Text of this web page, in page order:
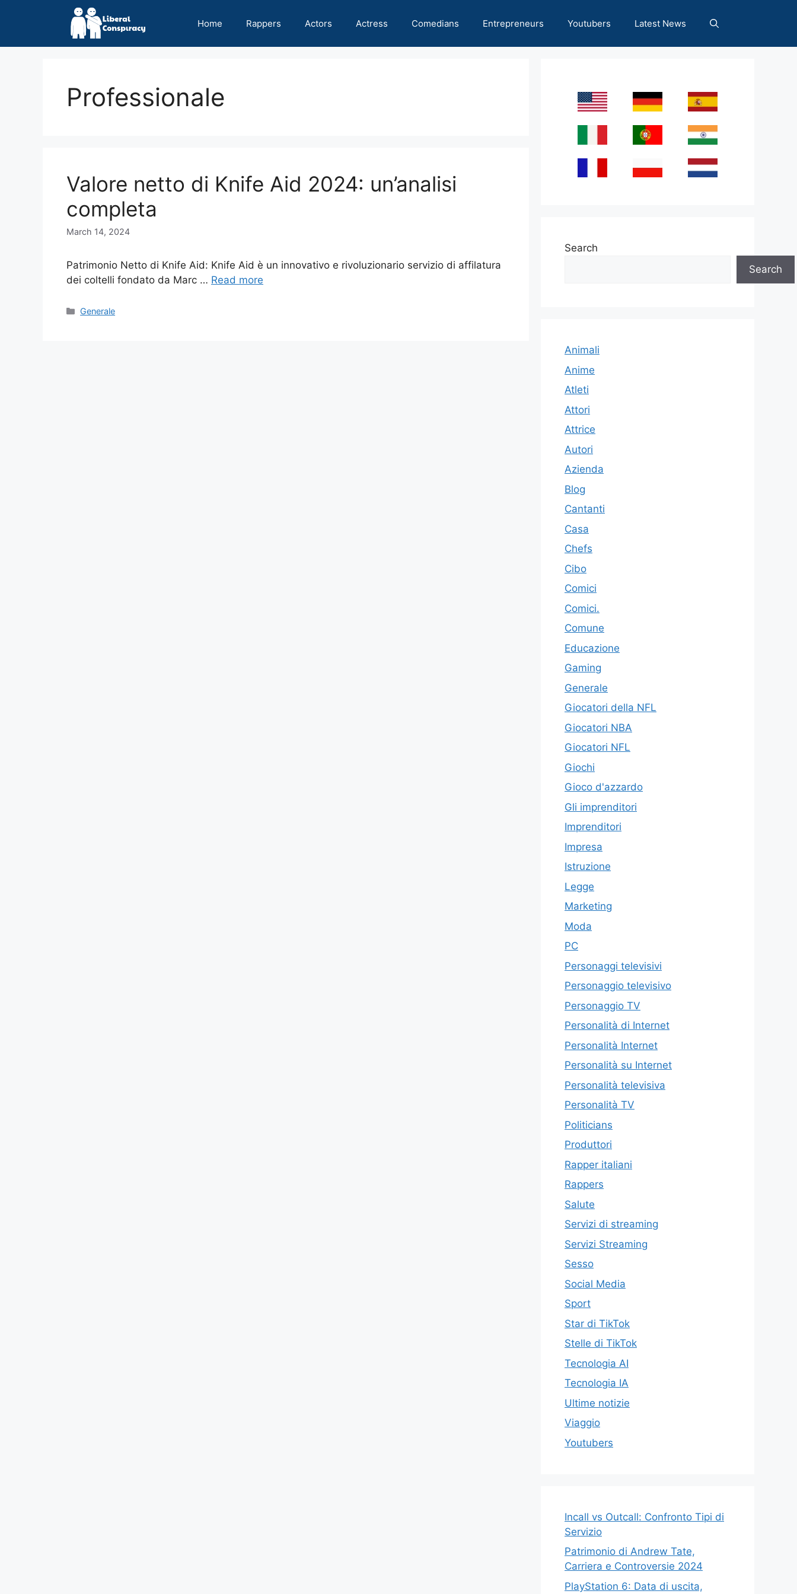
Home Rappers Actors Actress Comedians Entrepreneurs Youtubers Latest News
Professionale
Valore netto di Knife Aid 2024: un’analisi
completa
March 14, 2024
Patrimonio Netto di Knife Aid: Knife Aid è un innovativo e rivoluzionario servizio di affilatura
dei coltelli fondato da Marc … Read more
Categories
Generale
Search
Search
Animali
Anime
Atleti
Attori
Attrice
Autori
Azienda
Blog
Cantanti
Casa
Chefs
Cibo
Comici
Comici.
Comune
Educazione
Gaming
Generale
Giocatori della NFL
Giocatori NBA
Giocatori NFL
Giochi
Gioco d'azzardo
Gli imprenditori
Imprenditori
Impresa
Istruzione
Legge
Marketing
Moda
PC
Personaggi televisivi
Personaggio televisivo
Personaggio TV
Personalità di Internet
Personalità Internet
Personalità su Internet
Personalità televisiva
Personalità TV
Politicians
Produttori
Rapper italiani
Rappers
Salute
Servizi di streaming
Servizi Streaming
Sesso
Social Media
Sport
Star di TikTok
Stelle di TikTok
Tecnologia AI
Tecnologia IA
Ultime notizie
Viaggio
Youtubers
Incall vs Outcall: Confronto Tipi di
Servizio
Patrimonio di Andrew Tate,
Carriera e Controversie 2024
PlayStation 6: Data di uscita,